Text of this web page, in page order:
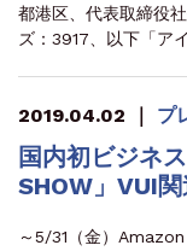
都港区、代表取締役
ズ：3917、以下「ア
2019.04.02 ｜ プ
国内初ビジネ
SHOW」VUI
～5/31（金）